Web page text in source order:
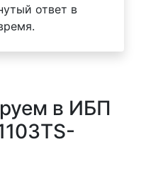
ответ в
в ИБП